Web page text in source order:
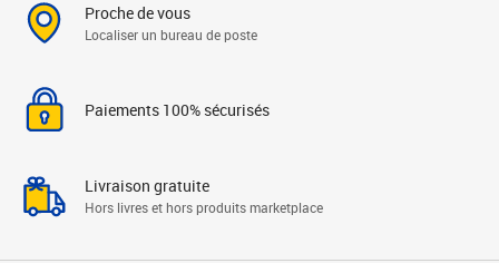
Proche de vous
Localiser un bureau de poste
Paiements 100% sécurisés
Livraison gratuite
Hors livres et hors produits marketplace